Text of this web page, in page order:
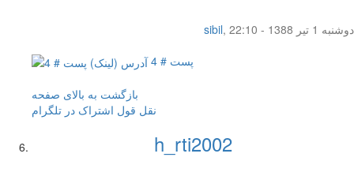
sibil,
دوشنبه 1 تیر 1388 - 22:10
پست # 4
بازگشت به بالای صفحه
نقل قول اشتراک در تلگرام
h_rti2002